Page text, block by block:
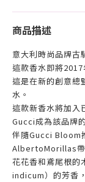
商品描述
意大利時尚品牌古
這款香水即將2017
這是在新的創意
水。
這款新香水將加
Gucci成為該品牌
伴隨Gucci Bloom
AlbertoMorillas帶
花花香和鳶尾根
indicum）的芳香